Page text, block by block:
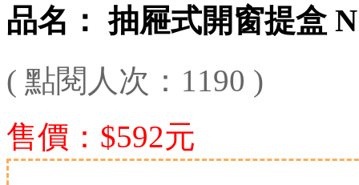
品名： 抽屜式開窗提盒
( 點閱人次：1190 )
售價：$592元